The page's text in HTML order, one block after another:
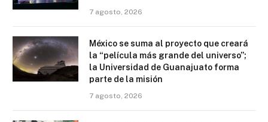
7 agosto, 2026
México se suma al proyecto que creará
la “película más grande del universo”;
la Universidad de Guanajuato forma
parte de la misión
7 agosto, 2026